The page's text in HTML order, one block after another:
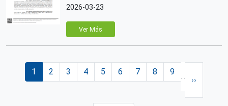
2026-03-23
Ver Más
Paginación
Página actual
1 Página
2 Página
3 Página
4 Página
5 Página
6 Página
7 Página
8 Página
9 …
››